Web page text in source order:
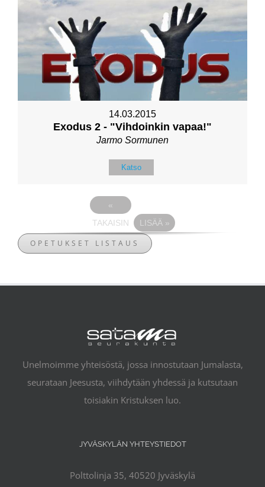
14.03.2015
Exodus 2 - "Vihdoinkin vapaa!"
Jarmo Sormunen
Katso
«
TAKAISIN
LISÄÄ »
OPETUKSET LISTAUS
Unelmoimme yhteisöstä, jossa innostutaan Jumalasta,
seurataan Jeesusta, viihdytään yhdessä ja kutsutaan
toisiakin Kristuksen luo.
JYVÄSKYLÄN YHTEYSTIEDOT
Polttolinja 35, 40520 Jyväskylä